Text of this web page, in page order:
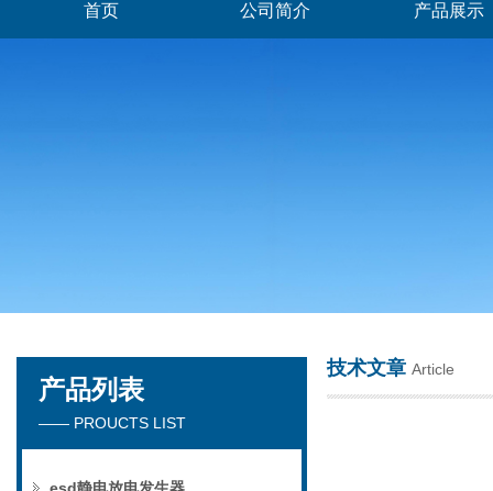
深圳市楚英豪科技有限公司
首页 公司简介 产品展示
产品列表
—— PROUCTS LIST
技术文章 Article